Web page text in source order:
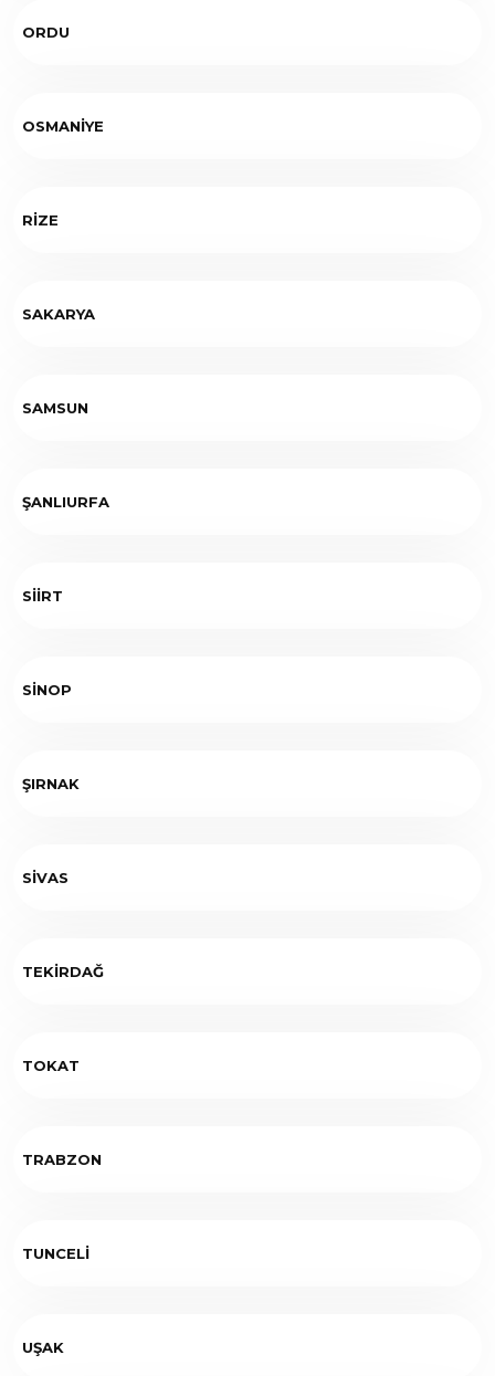
ORDU
OSMANİYE
RİZE
SAKARYA
SAMSUN
ŞANLIURFA
SİİRT
SİNOP
ŞIRNAK
SİVAS
TEKİRDAĞ
TOKAT
TRABZON
TUNCELİ
UŞAK